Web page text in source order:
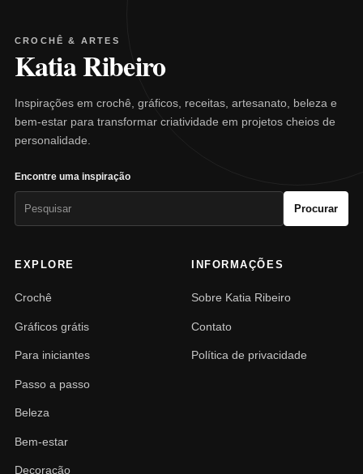
CROCHÊ & ARTES
Katia Ribeiro
Inspirações em crochê, gráficos, receitas, artesanato, beleza e
bem-estar para transformar criatividade em projetos cheios de
personalidade.
Encontre uma inspiração
Procurar
EXPLORE
Crochê
Gráficos grátis
Para iniciantes
Passo a passo
Beleza
Bem-estar
Decoração
INFORMAÇÕES
Sobre Katia Ribeiro
Contato
Política de privacidade